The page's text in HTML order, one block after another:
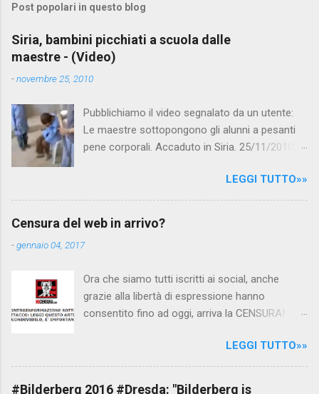
e
n
t
Post popolari in questo blog
Siria, bambini picchiati a scuola dalle
maestre - (Video)
-novembre 25, 2010
Pubblichiamo il video segnalato da un utente:
Le maestre sottopongono gli alunni a pesanti
pene corporali. Accaduto in Siria. 25/11/2010
Canale 5 "Forum" si è interessato al caso,
interpellando prontamente l'ambasciata siriana,
per fare luce sulla vicenda: è emerso che il
scuola. LEGGI IL SERVIZIO . staff
nocensura.com Condividi su Facebook
LEGGI TUTTO»»
Censura del web in arrivo?
-gennaio 04, 2017
Ora che siamo tutti iscritti ai social, anche
grazie alla libertà di espressione hanno
consentito fino ad oggi, arriva la CENSURA!
politica rispediti al mittente dai cittadini - perché
censurare avrebbe fatto perdere troppi
consensi ai vari governi - la CENSURA potrebbe
LEGGI TUTTO»»
#Bilderberg 2016 #Dresda: "Bilderberg is